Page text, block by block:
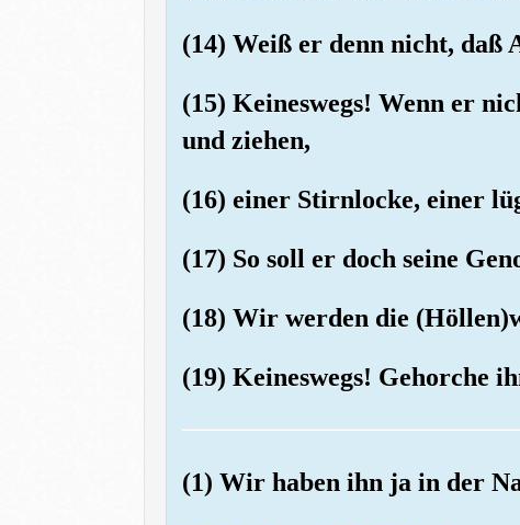
(14) Weiß er denn nicht, daß
(15) Keineswegs! Wenn er
und ziehen,
(16) einer Stirnlocke, einer
(17) So soll er doch seine
(18) Wir werden die
(19) Keineswegs! Gehorche
(1) Wir haben ihn ja in der